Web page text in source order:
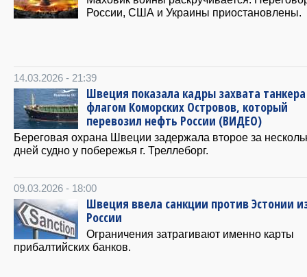
России, США и Украины приостановлены.
14.03.2026 - 21:39
Швеция показала кадры захвата
флагом Коморских Островов, который
перевозил нефть России (ВИДЕО)
Береговая охрана Швеции задержала второе за
дней судно у побережья г. Треллеборг.
09.03.2026 - 18:00
Швеция ввела санкции против Эстонии
России
Ограничения затрагивают именно карты
прибалтийских банков.